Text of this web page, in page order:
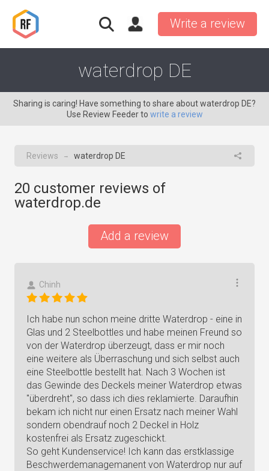
Write a review
waterdrop DE
Sharing is caring! Have something to share about waterdrop DE?
Use Review Feeder to write a review
Reviews → waterdrop DE
20 customer reviews of
waterdrop.de
Add a review
Chinh
Ich habe nun schon meine dritte Waterdrop - eine in
Glas und 2 Steelbottles und habe meinen Freund so
von der Waterdrop überzeugt, dass er mir noch
eine weitere als Überraschung und sich selbst auch
eine Steelbottle bestellt hat. Nach 3 Wochen ist
das Gewinde des Deckels meiner Waterdrop etwas
"überdreht", so dass ich dies reklamierte. Daraufhin
bekam ich nicht nur einen Ersatz nach meiner Wahl
sondern obendrauf noch 2 Deckel in Holz
kostenfrei als Ersatz zugeschickt.
So geht Kundenservice! Ich kann das erstklassige
Beschwerdemanagemanent von Waterdrop nur auf